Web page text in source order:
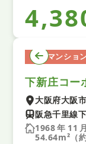
中古マンショ
下新庄コ
大阪府大阪
阪急千里線
1968年11
54.64m²（